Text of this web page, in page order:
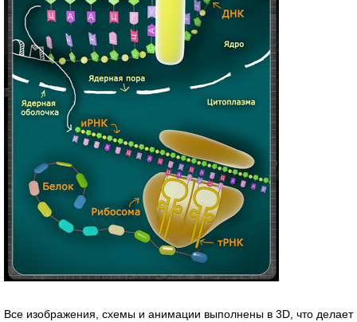
Все изображения, схемы и анимации выполнены в 3D, что делает